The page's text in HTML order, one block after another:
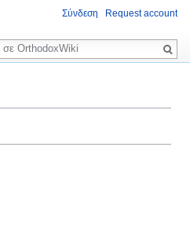
Σύνδεση Request account